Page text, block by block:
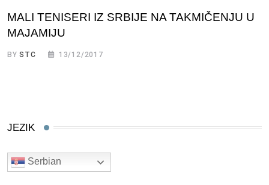
MALI TENISERI IZ SRBIJE NA TAKMIČENJU U
MAJAMIJU
BYSTC 13/12/2017
JEZIK
Serbian